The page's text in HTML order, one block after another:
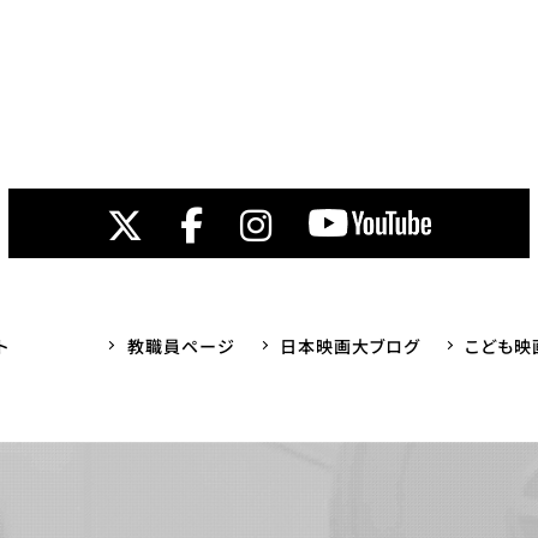
教職員ページ 日本映画大ブログ こども